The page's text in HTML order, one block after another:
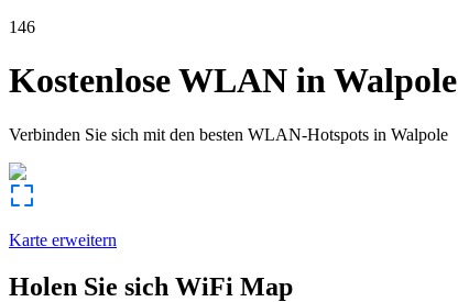
146
Kostenlose WLAN inWalpole
Verbinden Sie sich mit den besten WLAN-Hotspots in Walpole
Karte erweitern
Holen Sie sich WiFi Map